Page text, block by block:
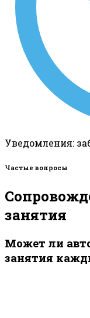
Уведомления:
Частые вопросы
занятия
Может ли
занятия